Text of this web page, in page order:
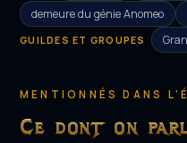
demeure du génie Anomeo
GUILDES ET GROUPES
MENTIONNÉS DANS
Ce dont on